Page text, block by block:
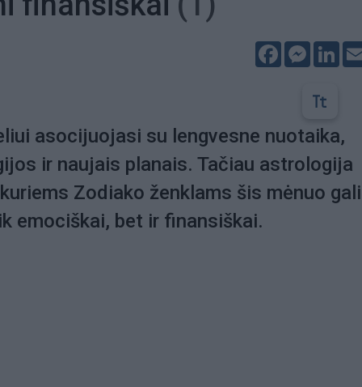
Facebook
asocijuojasi su lengvesne nuotaika,
ir naujais planais. Tačiau astrologija
Zodiako ženklams šis mėnuo
emociškai, bet ir finansiškai.